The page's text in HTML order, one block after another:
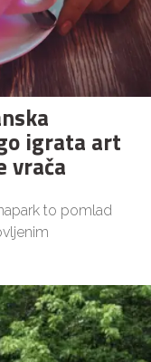
igrata art
vrača
to pomlad